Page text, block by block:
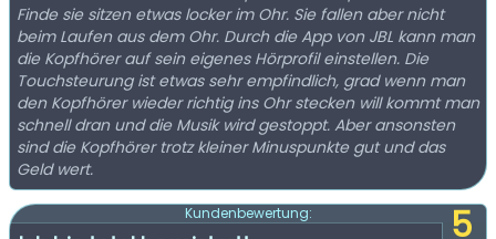
Finde sie sitzen etwas locker im Ohr. Sie fallen aber nicht
beim Laufen aus dem Ohr. Durch die App von JBL kann man
die Kopfhörer auf sein eigenes Hörprofil einstellen. Die
Touchsteurung ist etwas sehr empfindlich, grad wenn man
den Kopfhörer wieder richtig ins Ohr stecken will kommt man
schnell dran und die Musik wird gestoppt. Aber ansonsten
sind die Kopfhörer trotz kleiner Minuspunkte gut und das
Geld wert.
5
Kundenbewertung: